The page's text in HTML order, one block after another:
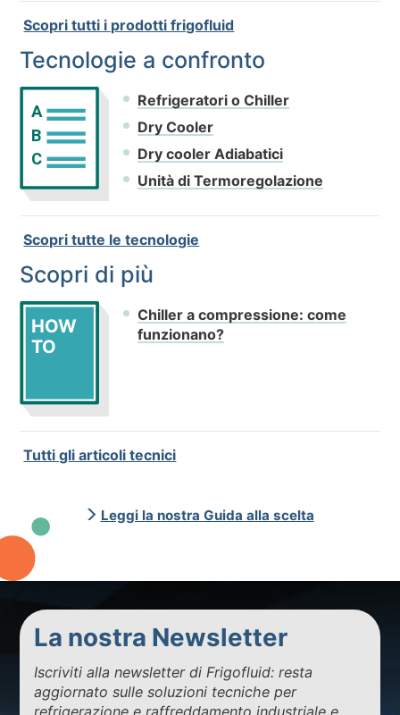
Scopri tutti i prodotti frigofluid
Tecnologie a confronto
A
B
C
Refrigeratori o Chiller
Dry Cooler
Dry cooler Adiabatici
Unità di Termoregolazione
Scopri tutte le tecnologie
Scopri di più
HOW
TO
Chiller a compressione: come
funzionano?
Tutti gli articoli tecnici
Leggi la nostra Guida alla scelta
La nostra Newsletter
Iscriviti alla newsletter di Frigofluid: resta
aggiornato sulle soluzioni tecniche per